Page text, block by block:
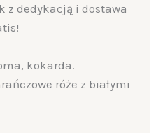
z dedykacją i dostawa
kokarda.
róże z białymi